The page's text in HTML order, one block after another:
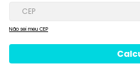
Não sei meu CEP